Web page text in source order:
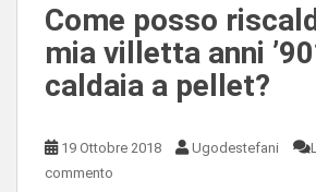
Come posso
mia villetta anni
caldaia a pellet?
19 Ottobre 2018 Ugodestefani
commento